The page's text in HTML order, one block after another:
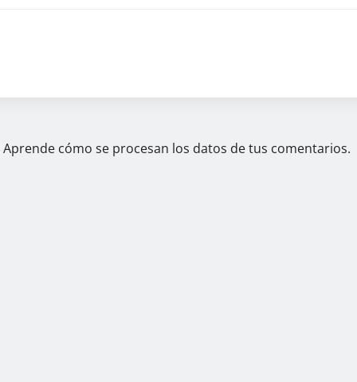
Aprende cómo se procesan los datos de tus comentarios.